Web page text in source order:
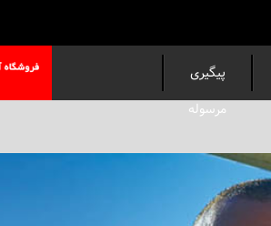
پیگیری
مرسوله